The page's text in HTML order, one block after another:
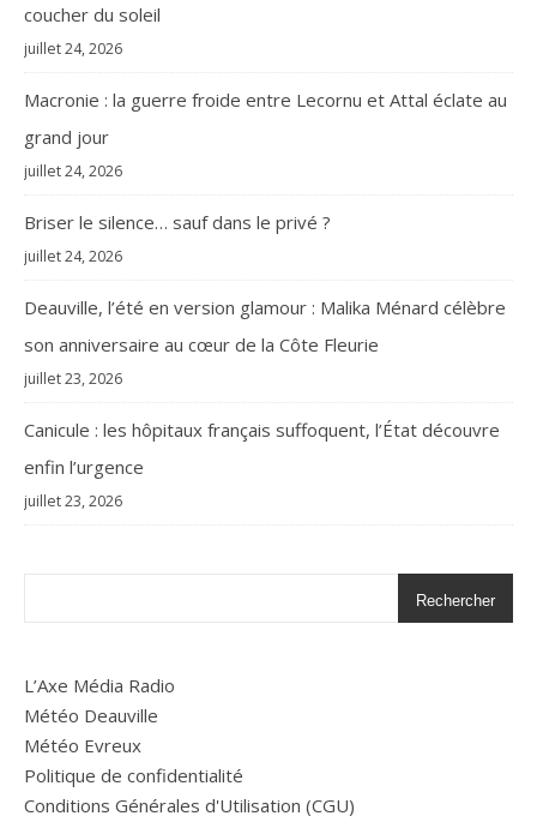
coucher du soleil
juillet 24, 2026
Macronie : la guerre froide entre Lecornu et Attal éclate au
grand jour
juillet 24, 2026
Briser le silence… sauf dans le privé ?
juillet 24, 2026
Deauville, l’été en version glamour : Malika Ménard célèbre
son anniversaire au cœur de la Côte Fleurie
juillet 23, 2026
Canicule : les hôpitaux français suffoquent, l’État découvre
enfin l’urgence
juillet 23, 2026
Rechercher
L’Axe Média Radio
Météo Deauville
Météo Evreux
Politique de confidentialité
Conditions Générales d'Utilisation (CGU)